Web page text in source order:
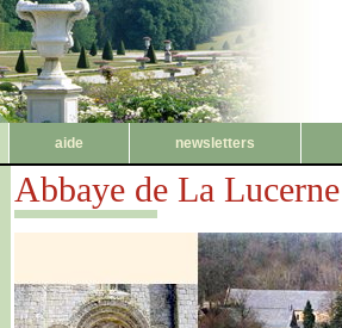
aide
newsletters
Abbaye de La